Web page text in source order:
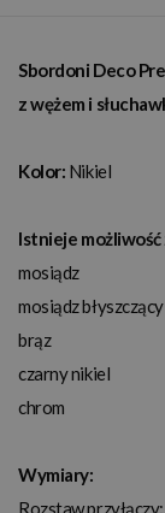
Sbordoni Deco
z wężem i
Kolor: Nikiel
Istnieje
mosiądz
mosiądz błyszczący
brąz
czarny nikiel
chrom
Wymiary:
Rozstaw